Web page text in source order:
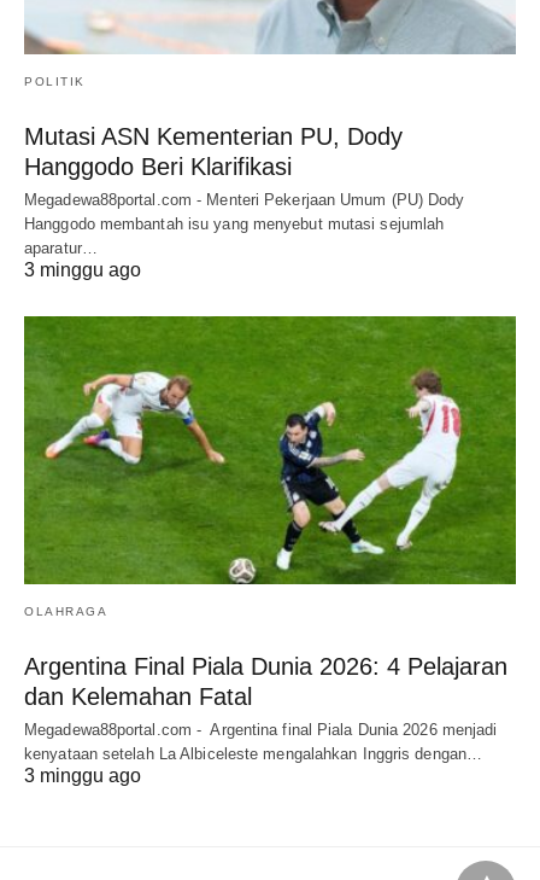
POLITIK
Mutasi ASN Kementerian PU, Dody
Hanggodo Beri Klarifikasi
Megadewa88portal.com - Menteri Pekerjaan Umum (PU) Dody
Hanggodo membantah isu yang menyebut mutasi sejumlah
aparatur…
3 minggu ago
OLAHRAGA
Argentina Final Piala Dunia 2026: 4 Pelajaran
dan Kelemahan Fatal
Megadewa88portal.com - Argentina final Piala Dunia 2026 menjadi
kenyataan setelah La Albiceleste mengalahkan Inggris dengan…
3 minggu ago